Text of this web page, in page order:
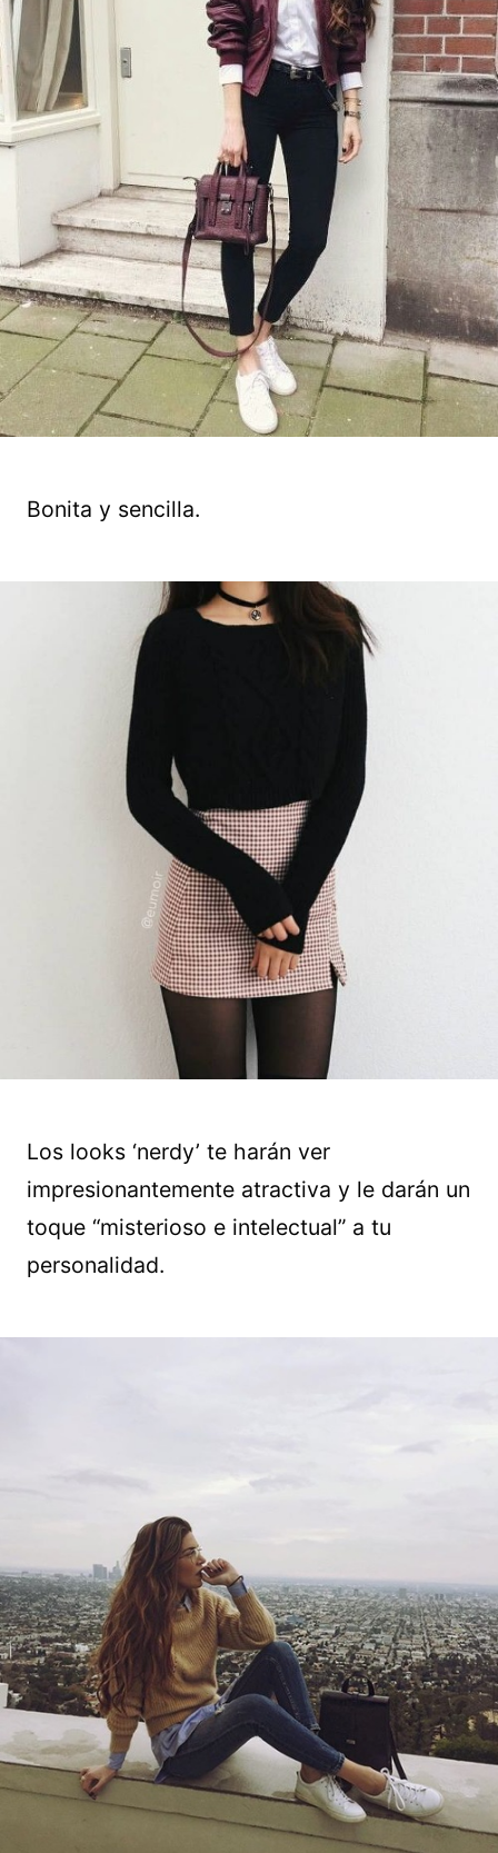
Bonita y sencilla.
Los looks ‘nerdy’ te harán ver
impresionantemente atractiva y le darán un
toque “misterioso e intelectual” a tu
personalidad.